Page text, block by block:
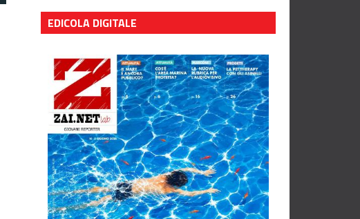
EDICOLA DIGITALE